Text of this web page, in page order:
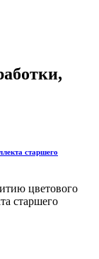
старшего
цветового
старшего